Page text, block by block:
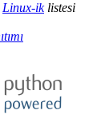
Linux-iklistesi